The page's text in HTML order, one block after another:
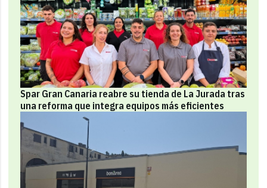
Spar Gran Canaria reabre su tienda de La Jurada tras
una reforma que integra equipos más eficientes